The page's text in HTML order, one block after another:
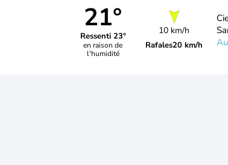
21°
Ressenti 23°
en raison de
l'humidité
10 km/h
Rafales20 km/h